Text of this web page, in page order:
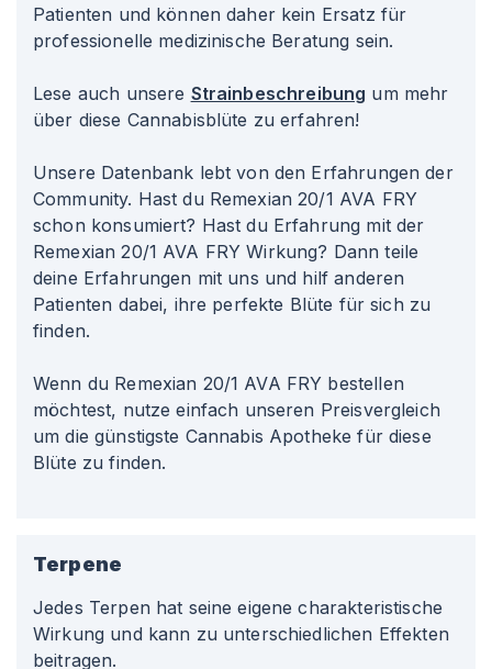
Patienten und können daher kein Ersatz für
professionelle medizinische Beratung sein.
Lese auch unsere Strainbeschreibung um mehr
über diese Cannabisblüte zu erfahren!
Unsere Datenbank lebt von den Erfahrungen der
Community. Hast du Remexian 20/1 AVA FRY
schon konsumiert? Hast du Erfahrung mit der
Remexian 20/1 AVA FRY Wirkung? Dann teile
deine Erfahrungen mit uns und hilf anderen
Patienten dabei, ihre perfekte Blüte für sich zu
finden.
Wenn du Remexian 20/1 AVA FRY bestellen
möchtest, nutze einfach unseren Preisvergleich
um die günstigste Cannabis Apotheke für diese
Blüte zu finden.
Terpene
Jedes Terpen hat seine eigene charakteristische
Wirkung und kann zu unterschiedlichen Effekten
beitragen.